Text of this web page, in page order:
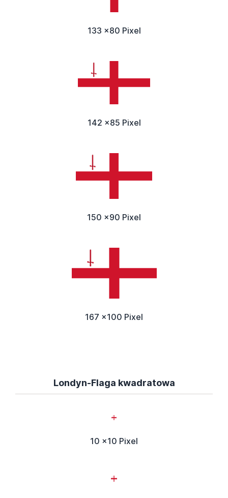
133 x80 Pixel
142 x85 Pixel
150 x90 Pixel
167 x100 Pixel
Londyn-Flaga kwadratowa
10 x10 Pixel